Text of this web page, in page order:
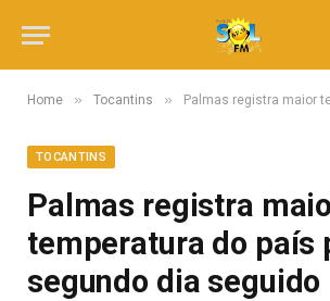
Home » Tocantins » Palmas registra maior temperatura do
TOCANTINS
Palmas registra
temperatura do país
segundo dia seguido